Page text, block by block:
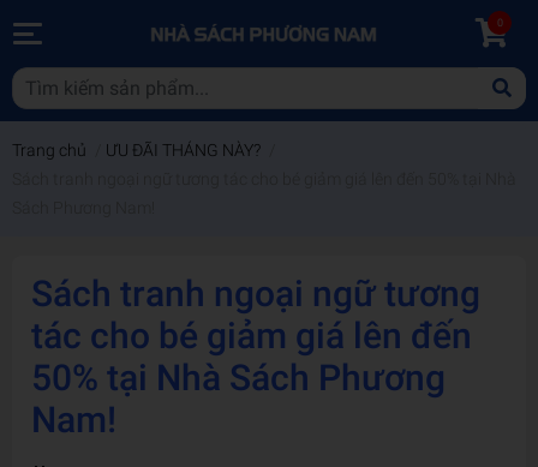
0
Trang chủ ƯU ĐÃI THÁNG NÀY?
Sách tranh ngoại ngữ tương
tác cho bé giảm giá lên đến
50% tại Nhà Sách Phương
Nam!